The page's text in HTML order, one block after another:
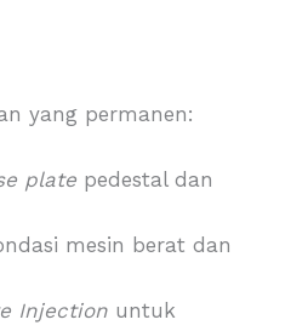
yang permanen:
plate pedestal dan
mesin berat dan
Injection untuk